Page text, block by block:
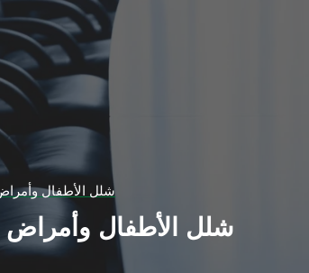
شلل الأطفال وأمراض
شلل الأطفال وأمراض